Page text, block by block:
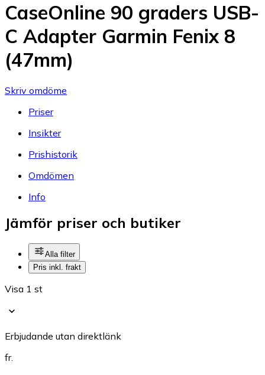
CaseOnline 90 graders USB-
C Adapter Garmin Fenix 8
(47mm)
Skriv omdöme
Priser
Insikter
Prishistorik
Omdömen
Info
Jämför priser och butiker
Alla filter
Pris inkl. frakt
Visa 1 st
Erbjudande utan direktlänk
fr.